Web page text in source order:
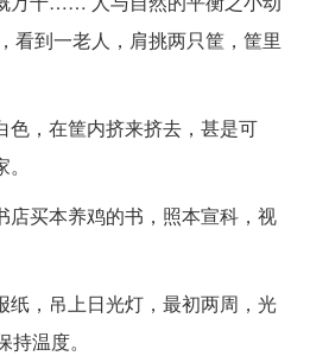
看到一老人，肩挑两只筐，筐里
色，在筐内挤来挤去，甚是可
店买本养鸡的书，照本宣科，视
纸，吊上日光灯，最初两周，光
温度。